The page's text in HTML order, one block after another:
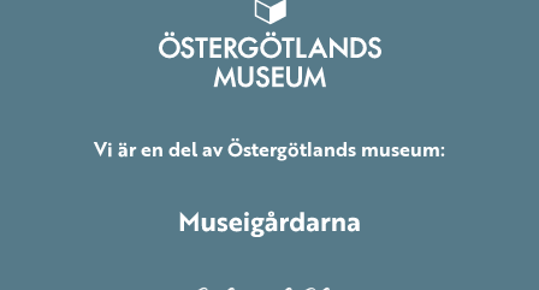
Vi är en del av Östergötlands museum: